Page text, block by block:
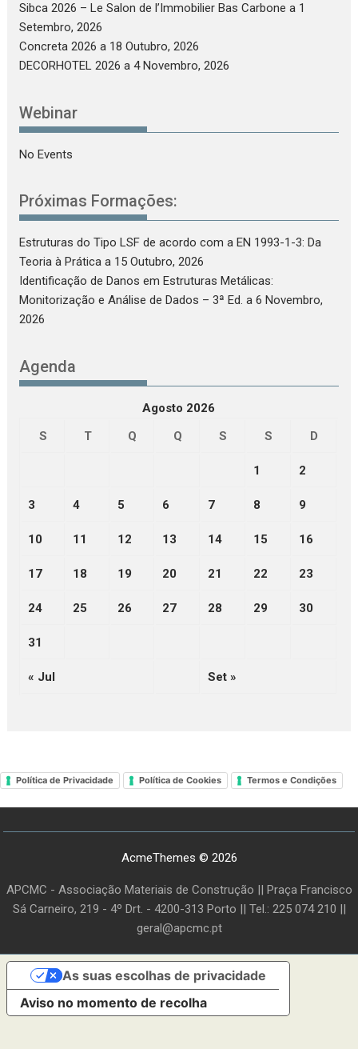
Sibca 2026 – Le Salon de l’Immobilier Bas Carbone a 1
Setembro, 2026
Concreta 2026 a 18 Outubro, 2026
DECORHOTEL 2026 a 4 Novembro, 2026
Webinar
No Events
Próximas Formações:
Estruturas do Tipo LSF de acordo com a EN 1993-1-3: Da
Teoria à Prática a 15 Outubro, 2026
Identificação de Danos em Estruturas Metálicas:
Monitorização e Análise de Dados – 3ª Ed. a 6 Novembro,
2026
Agenda
Agosto 2026
S
T Q Q S S D
1 2
3 4 5 6 7 8 9
10 11 12 13 14 15 16
17 18 19 20 21 22 23
24 25 26 27 28 29 30
31
« Jul Set »
Política de Privacidade Política de Cookies Termos e Condições
AcmeThemes © 2026
APCMC - Associação Materiais de Construção || Praça Francisco
Sá Carneiro, 219 - 4º Drt. - 4200-313 Porto || Tel.: 225 074 210 ||
geral@apcmc.pt
Aviso no momento de recolha
As suas escolhas de privacidade